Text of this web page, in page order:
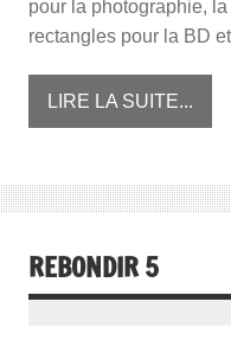
pour la photographie,
rectangles pour la BD
LIRE LA SUITE...
REBONDIR 5